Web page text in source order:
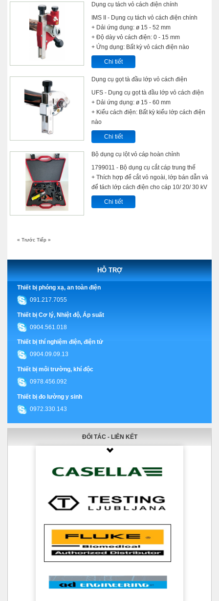
Dụng cụ tách vỏ cách điện chính
IMS II - Dụng cụ tách vỏ cách điện chính
+ Dải ứng dụng: ø 15 - 52 mm
+ Độ dày vỏ cách điện: 0 - 15 mm
+ Ứng dụng: Bất kỳ vỏ cách điện nào
Chi tiết
Dụng cụ gọt tà đầu lớp vỏ cách điện
UFS - Dụng cụ gọt tà đầu lớp vỏ cách điện
+ Dải ứng dụng: ø 15 - 60 mm
+ Kiểu cách điện: Bất kỳ kiểu lớp cách điện
nào
Chi tiết
Bộ dụng cụ lột vỏ cáp hoàn chỉnh
1799011 - Bộ dụng cụ cắt cáp trung thế
+ Thích hợp để cắt vỏ ngoài, lớp bán dẫn và
để tách lớp cách điện cho cáp 10/ 20/ 30 kV
Chi tiết
« Trước Tiếp »
HỖ TRỢ
Thiết bị phóng xạ, an toàn điện
091.217.7055
Thiết bị Cơ lý, Nhiệt độ, Áp suất
0904.561.018
Thiết bị thí nghiệm điện, điện tử
0904.09.09.13
Thiết bị môi trường, khí độc
0978.456.092
Thiết bị đo lường y sinh
0972.330.143
ĐỐI TÁC - LIÊN KẾT